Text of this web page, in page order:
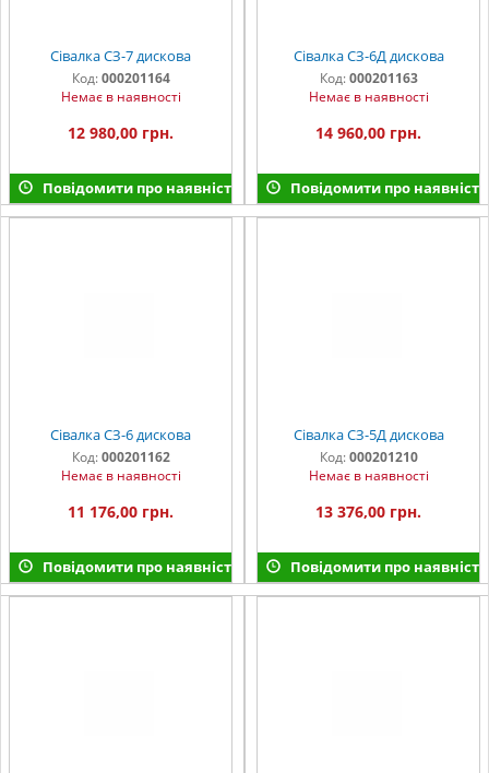
Сівалка СЗ-7 дискова
Код: 000201164
Немає в наявності
12 980,00 грн.
Повідомити про наявність
Сівалка СЗ-6Д дискова
Код: 000201163
Немає в наявності
14 960,00 грн.
Повідомити про наявність
Сівалка СЗ-6 дискова
Код: 000201162
Немає в наявності
11 176,00 грн.
Повідомити про наявність
Сівалка СЗ-5Д дискова
Код: 000201210
Немає в наявності
13 376,00 грн.
Повідомити про наявність